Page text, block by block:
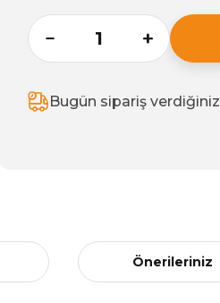
Bugün sipariş
Önerileriniz